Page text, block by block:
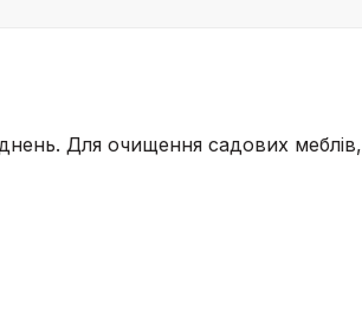
Для очищення садових меблів,